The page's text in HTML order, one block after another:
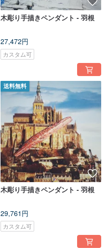
木彫り手描きペンダント - 羽根
27,472円
カスタム可
送料無料
木彫り手描きペンダント - 羽根
29,761円
カスタム可